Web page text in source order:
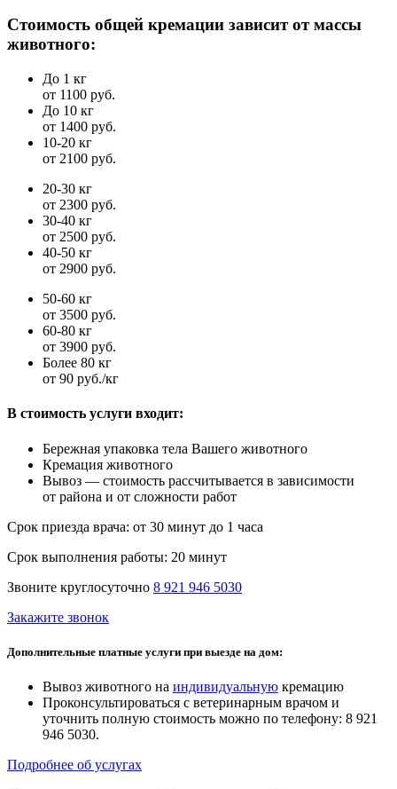
Стоимость общей кремации зависит от массы
животного:
До 1 кг
от 1100 руб.
До 10 кг
от 1400 руб.
10-20 кг
от 2100 руб.
20-30 кг
от 2300 руб.
30-40 кг
от 2500 руб.
40-50 кг
от 2900 руб.
50-60 кг
от 3500 руб.
60-80 кг
от 3900 руб.
Более 80 кг
от 90 руб./кг
В стоимость услуги входит:
Бережная упаковка тела Вашего животного
Кремация животного
Вывоз — стоимость рассчитывается в зависимости
от района и от сложности работ
Срок приезда врача: от 30 минут до 1 часа
Срок выполнения работы: 20 минут
Звоните круглосуточно 8 921 946 5030
Закажите звонок
Дополнительные платные услуги при выезде на дом:
Вывоз животного на индивидуальную кремацию
Проконсультироваться с ветеринарным врачом и
уточнить полную стоимость можно по телефону: 8 921
946 5030.
Подробнее об услугах